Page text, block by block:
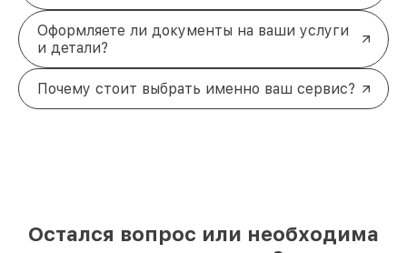
Оформляете ли документы на ваши услуги
и детали?
Почему стоит выбрать именно ваш сервис?
Остался вопрос или необходима